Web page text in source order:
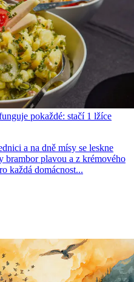
pokaždé: stačí 1 lžíce
a na dně mísy se leskne
plavou a z krémového
každá domácnost...